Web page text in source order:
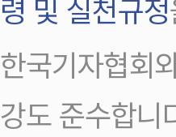
령 및 실천규정
한국기자협회
강도 준수합니